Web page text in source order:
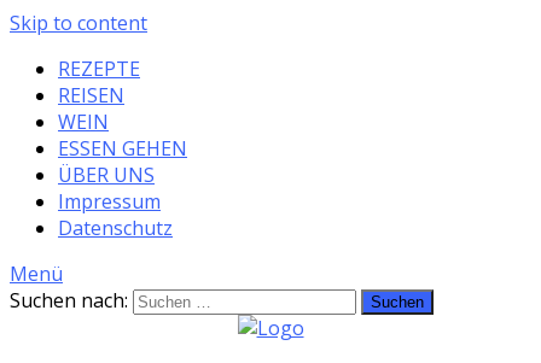
Skip to content
REZEPTE
REISEN
WEIN
ESSEN GEHEN
ÜBER UNS
Impressum
Datenschutz
Menü
Suchen nach: